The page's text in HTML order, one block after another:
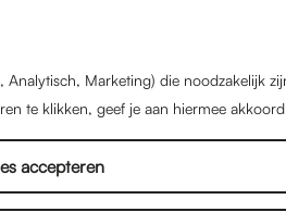
Marketing) die noodzakelijk
te klikken, geef je aan hiermee
accepteren